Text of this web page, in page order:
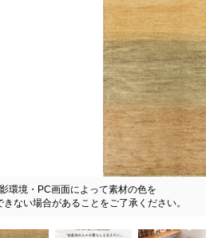
環境・PC画面によって素材の色を
きない場合があることをご了承ください。
シリーズ生産地応援企画